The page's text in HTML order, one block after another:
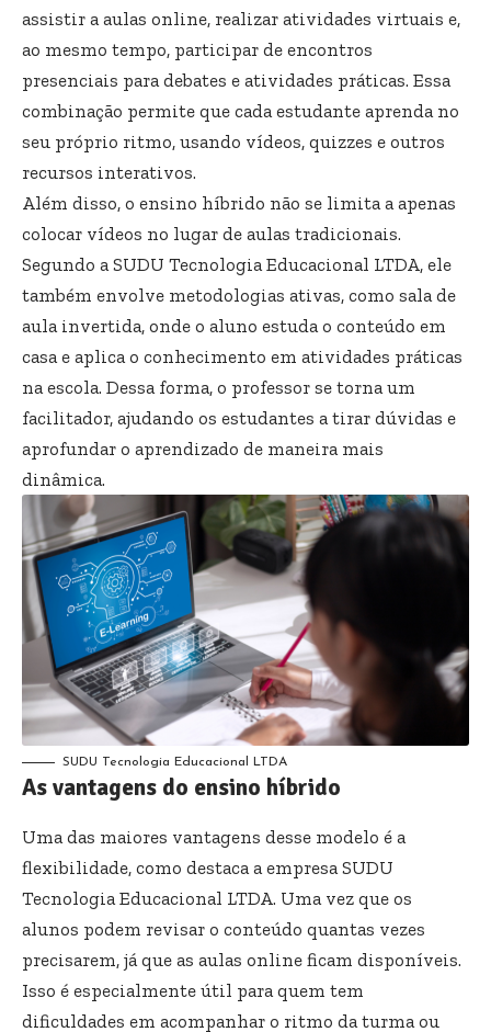
assistir a aulas online, realizar atividades virtuais e,
ao mesmo tempo, participar de encontros
presenciais para debates e atividades práticas. Essa
combinação permite que cada estudante aprenda no
seu próprio ritmo, usando vídeos, quizzes e outros
recursos interativos.
Além disso, o ensino híbrido não se limita a apenas
colocar vídeos no lugar de aulas tradicionais.
Segundo a SUDU Tecnologia Educacional LTDA, ele
também envolve metodologias ativas, como sala de
aula invertida, onde o aluno estuda o conteúdo em
casa e aplica o conhecimento em atividades práticas
na escola. Dessa forma, o professor se torna um
facilitador, ajudando os estudantes a tirar dúvidas e
aprofundar o aprendizado de maneira mais
dinâmica.
SUDU Tecnologia Educacional LTDA
As vantagens do ensino híbrido
Uma das maiores vantagens desse modelo é a
flexibilidade, como destaca a empresa SUDU
Tecnologia Educacional LTDA. Uma vez que os
alunos podem revisar o conteúdo quantas vezes
precisarem, já que as aulas online ficam disponíveis.
Isso é especialmente útil para quem tem
dificuldades em acompanhar o ritmo da turma ou